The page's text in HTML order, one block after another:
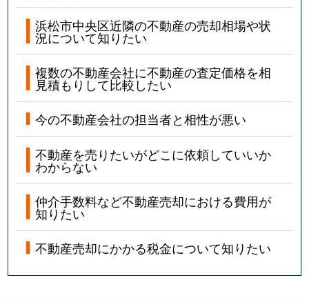
浜松市中央区近隣の不動産の売却相場や状
況について知りたい
複数の不動産会社に不動産の査定価格を相
見積もりして比較したい
今の不動産会社の担当者と相性が悪い
不動産を売りたいがどこに依頼していいか
わからない
仲介手数料など不動産売却における費用が
知りたい
不動産売却にかかる税金について知りたい